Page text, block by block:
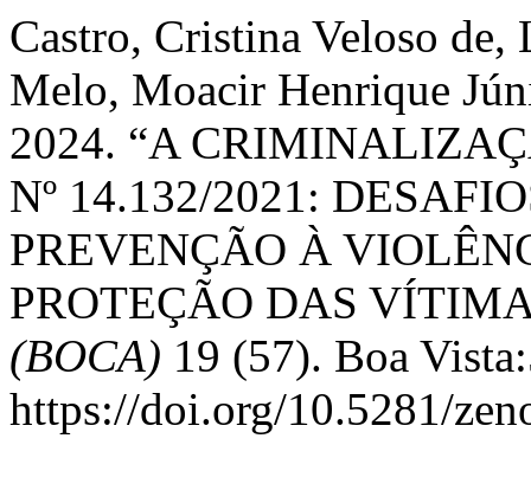
Castro, Cristina Veloso de,
Melo, Moacir Henrique
2024. “A
Nº 14.132/2021:
PREVENÇÃO À
PROTEÇÃO DAS
(BOCA) 19 (57). Boa
https://doi.org/10.5281/